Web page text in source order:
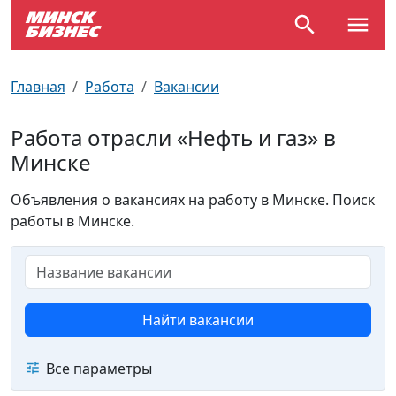
Главная Работа Вакансии
Работа отрасли «Нефть и газ» в
Минске
Объявления о вакансиях на работу в Минске. Поиск
работы в Минске.
Найти вакансии
Все параметры
Возле метро
Почтовые индексы
Улицы Минска
Производственный календарь
Документы для ЗАГСа
Схема метро
Пробки на дорогах
Самолеты